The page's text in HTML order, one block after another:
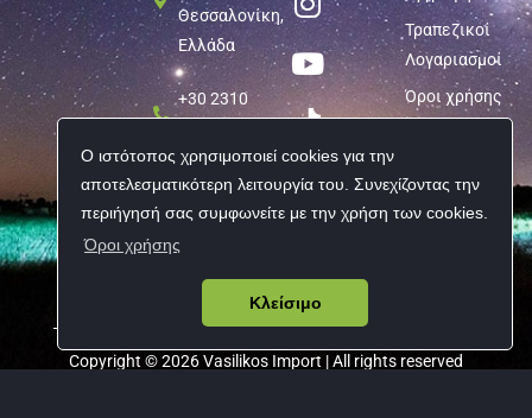
Ο ιστότοπος χρησιμοποιεί cookies για την
αποτελεσματικότερη λειτουργία του. Συνεχίζοντας την
περιήγησή σας συμφωνείτε με την χρήση των cookies.
Όροι χρήσης
Κλείσιμο
Θεσσαλονίκη,
Ελλάδα
+30 2310
info@vasilikos-
import.gr
Τραπεζικοί
Λογαριασμοί
Όροι χρήσης
Copyright © 2026 Vasilikos Import | All rights reserved